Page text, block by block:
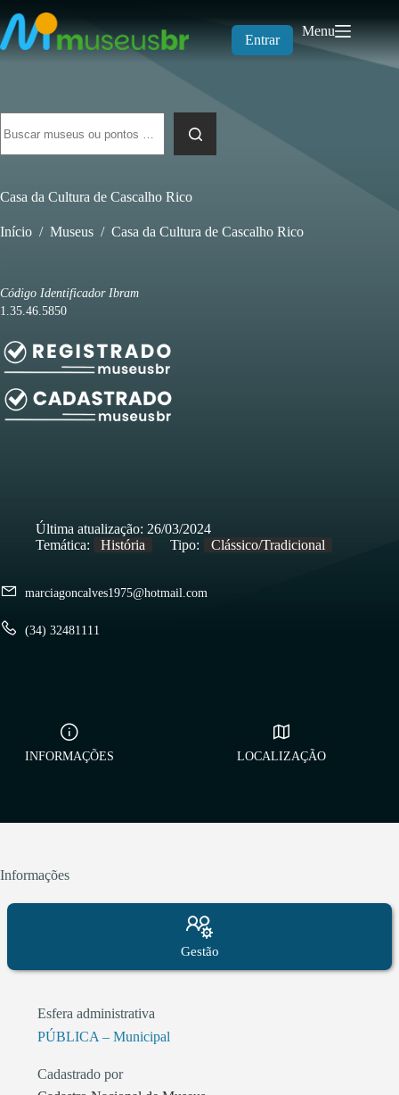
para
o
conteúdo
Entrar
Menu
resultados
Casa da Cultura de Cascalho Rico
Início / Museus / Casa da Cultura de Cascalho Rico
Código Identificador Ibram
1.35.46.5850
marciagoncalves1975@hotmail.com
(34) 32481111
Última atualização: 26/03/2024
Temática:
História Tipo: Clássico/Tradicional
INFORMAÇÕES LOCALIZAÇÃO
Informações
Gestão
Esfera administrativa
PÚBLICA – Municipal
Cadastrado por